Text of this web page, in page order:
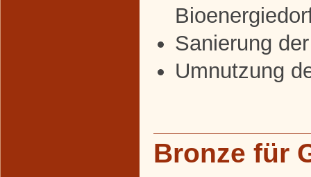
Sanierung
Umnutzung
Bronze für